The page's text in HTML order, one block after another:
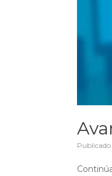
Publicado